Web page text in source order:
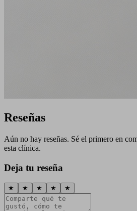
Reseñas
Aún no hay reseñas. Sé el primero en
esta clínica.
Deja tu reseña
★ ★ ★ ★ ★